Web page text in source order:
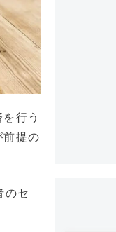
行う
提の
のセ